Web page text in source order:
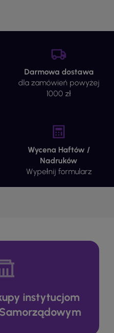
Darmowa dostawa
dla zamówień powyżej
1000 zł
Wycena Haftów /
Nadruków
Wypełnij formularz
instytucjom